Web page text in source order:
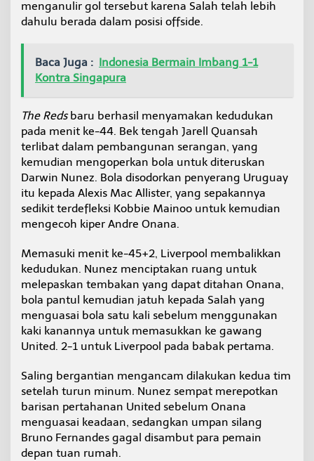
menganulir gol tersebut karena Salah telah lebih
dahulu berada dalam posisi offside.
Baca Juga : Indonesia Bermain Imbang 1-1
Kontra Singapura
The Redsbaru berhasil menyamakan kedudukan
pada menit ke-44. Bek tengah Jarell Quansah
terlibat dalam pembangunan serangan, yang
kemudian mengoperkan bola untuk diteruskan
Darwin Nunez. Bola disodorkan penyerang Uruguay
itu kepada Alexis Mac Allister, yang sepakannya
sedikit terdefleksi Kobbie Mainoo untuk kemudian
mengecoh kiper Andre Onana.
Memasuki menit ke-45+2, Liverpool membalikkan
kedudukan. Nunez menciptakan ruang untuk
melepaskan tembakan yang dapat ditahan Onana,
bola pantul kemudian jatuh kepada Salah yang
menguasai bola satu kali sebelum menggunakan
kaki kanannya untuk memasukkan ke gawang
United. 2-1 untuk Liverpool pada babak pertama.
Saling bergantian mengancam dilakukan kedua tim
setelah turun minum. Nunez sempat merepotkan
barisan pertahanan United sebelum Onana
menguasai keadaan, sedangkan umpan silang
Bruno Fernandes gagal disambut para pemain
depan tuan rumah.